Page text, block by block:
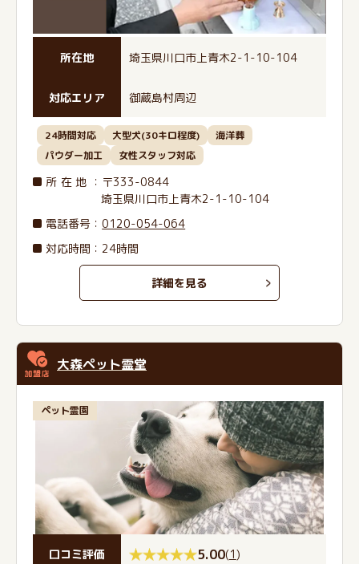
所在地 埼玉県川口市上青木2-1-10-104
対応エリア 御蔵島村周辺
24時間対応 大型犬(30キロ程度)
海洋葬
パウダー加工
女性スタッフ対応
所在地 ：〒333-0844
埼玉県川口市上青木2-1-10-104
電話番号 ：0120-054-064
対応時間：24時間
詳細を見る
大森ペット霊堂
ペット霊園
口コミ評価 5.00(1)